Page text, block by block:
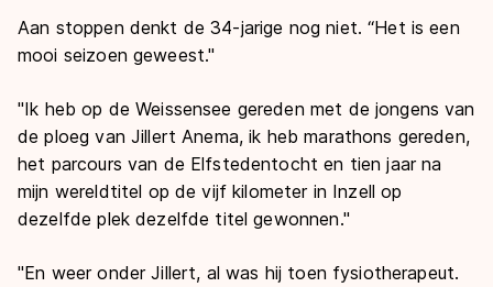
Aan stoppen denkt de 34-jarige nog niet. “Het is een
mooi seizoen geweest."
"Ik heb op de Weissensee gereden met de jongens van
de ploeg van Jillert Anema, ik heb marathons gereden,
het parcours van de Elfstedentocht en tien jaar na
mijn wereldtitel op de vijf kilometer in Inzell op
dezelfde plek dezelfde titel gewonnen."
"En weer onder Jillert, al was hij toen fysiotherapeut.